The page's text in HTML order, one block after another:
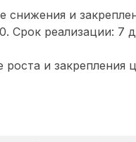
снижения и
Срок реализации: 7
и закрепления